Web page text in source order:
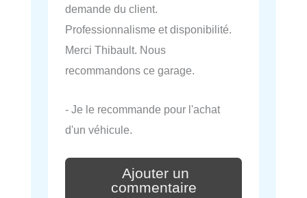
demande du client.
Professionnalisme et disponibilité.
Merci Thibault. Nous
recommandons ce garage.
- Je le recommande pour l'achat
d'un véhicule.
Ajouter un
commentaire